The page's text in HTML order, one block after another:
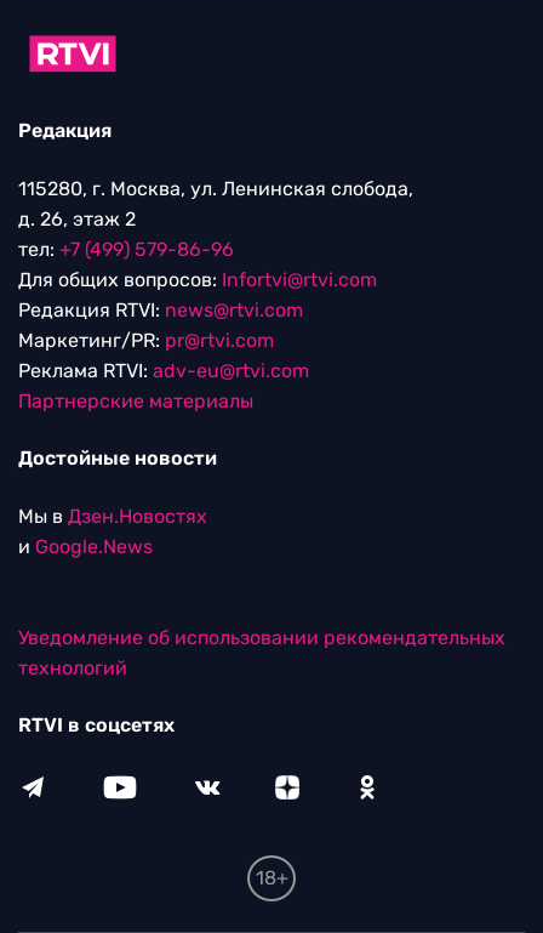
Редакция
115280, г. Москва, ул. Ленинская слобода,
д. 26, этаж 2
тел: +7 (499) 579-86-96
Для общих вопросов: Infortvi@rtvi.com
Редакция RTVI: news@rtvi.com
Маркетинг/PR: pr@rtvi.com
Реклама RTVI: adv-eu@rtvi.com
Партнерские материалы
Достойные новости
Мы в Дзен.Новостях
и Google.News
Уведомление об использовании рекомендательных
технологий
RTVI в соцсетях
18+